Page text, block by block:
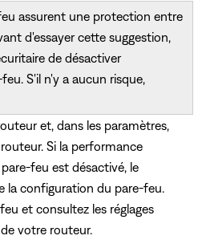
assurent une protection entre
d'essayer cette suggestion,
de désactiver
S'il n'y a aucun risque,
et, dans les paramètres,
Si la performance
feu est désactivé, le
la configuration du pare-feu.
et consultez les réglages
votre routeur.